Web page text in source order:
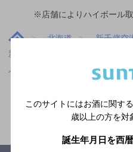
※店舗によりハイボール
北海道
新千歳空
新千歳空港駅(北海道)周辺500m,
人店
関連
このサイトにはお酒に関す
歳以上の方を対
誕生年月日を西